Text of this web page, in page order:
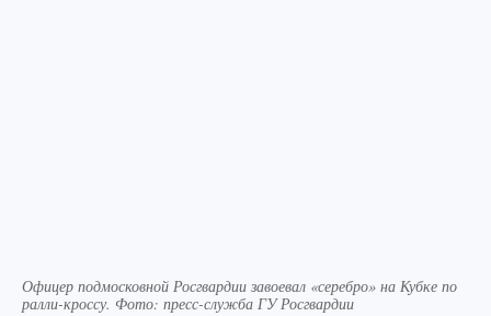
Офицер подмосковной Росгвардии завоевал «серебро» на Кубке по
ралли-кроссу. Фото: пресс-служба ГУ Росгвардии